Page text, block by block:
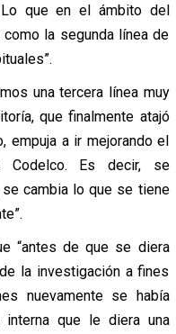
que en el ámbito del
la segunda línea de
una tercera línea muy
que finalmente atajó
empuja a ir mejorando el
Codelco. Es decir, se
cambia lo que se tiene
“antes de que se diera
la investigación a fines
nuevamente se había
que le diera una